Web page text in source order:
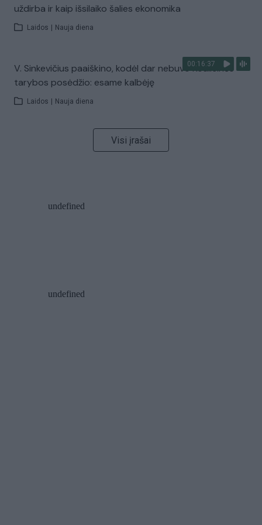
uždirba ir kaip išsilaiko šalies ekonomika
Laidos Nauja diena
00:16:37
V. Sinkevičius paaiškino, kodėl dar nebuvo Koalicinės
tarybos posėdžio: esame kalbėję
Laidos Nauja diena
Visi įrašai